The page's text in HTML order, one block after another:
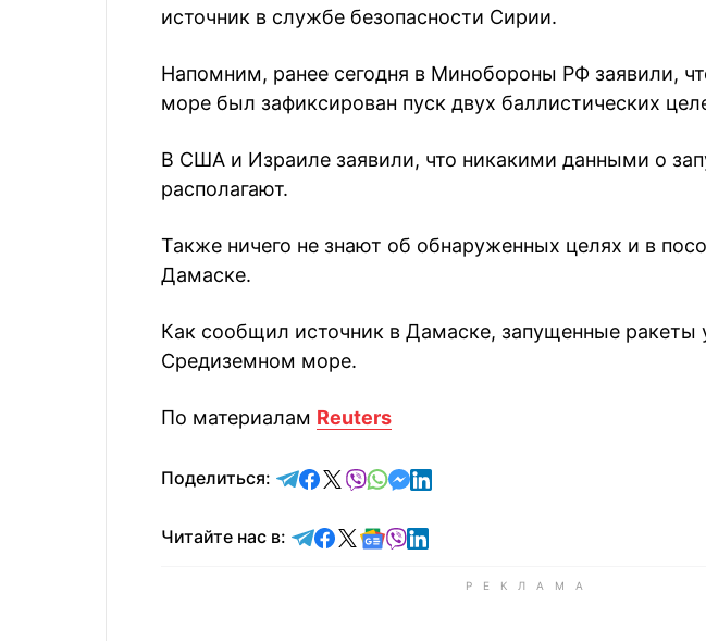
источник в службе безопасности Сирии.
Напомним, ранее сегодня в Минобороны РФ заявили,
море был зафиксирован пуск двух баллистических
В США и Израиле заявили, что никакими данными о
располагают.
Также ничего не знают об обнаруженных целях и в
Дамаске.
Как сообщил источник в Дамаске, запущенные ракеты
Средиземном море.
По материалам Reuters
Поделиться: отправить в Telegram
поделиться в Facebook
поделиться в X
отправить в Viber
отправить в Whatsapp
отправить в Messenger
отправить в LinkedIn
Читайте нас в: Читайте в Telegram
Читайте в Facebook
Читайте в X
Читайте в Google news
Читайте в Viber
Читайте в LinkedIn